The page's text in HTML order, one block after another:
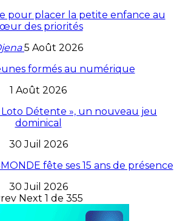
pour placer la petite enfance au
des priorités
5 Août 2026
formés au numérique
1 Août 2026
Loto Détente », un nouveau jeu
dominical
30 Juil 2026
fête ses 15 ans de présence
30 Juil 2026
Next 1 de 355